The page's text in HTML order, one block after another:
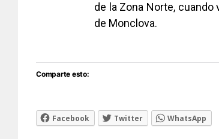
de la Zona Norte,
de Monclova.
Comparte esto:
Facebook Twitter WhatsApp